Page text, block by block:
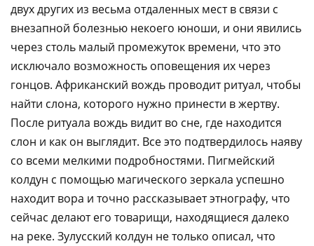
двух других из весьма отдаленных мест в связи с
внезапной болезнью некоего юноши, и они явились
через столь малый промежуток времени, что это
исключало возможность оповещения их через
гонцов. Африканский вождь проводит ритуал, чтобы
найти слона, которого нужно принести в жертву.
После ритуала вождь видит во сне, где находится
слон и как он выглядит. Все это подтвердилось наяву
со всеми мелкими подробностями. Пигмейский
колдун с помощью магического зеркала успешно
находит вора и точно рассказывает этнографу, что
сейчас делают его товарищи, находящиеся далеко
на реке. Зулусский колдун не только описал, что